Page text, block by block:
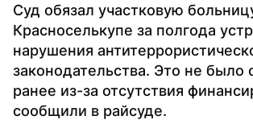
Суд обязал участковую
Красноселькупе за полгода
нарушения
законодательства. Это не было
ранее из-за отсутствия
сообщили в райсуде.